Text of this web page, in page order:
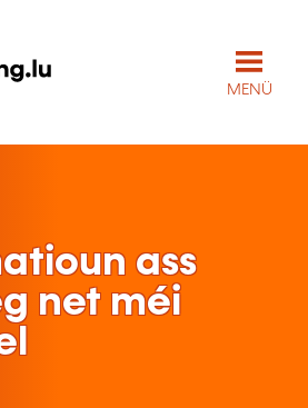
MENÜ
ass
net méi